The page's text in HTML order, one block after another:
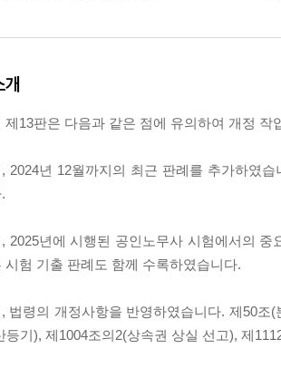
개
제13판은 다음과 같은 점에 유의하여 개정 작
, 2024년 12월까지의 최근 판례를 추가하였
2025년에 시행된 공인노무사 시험에서의
시험 기출 판례도 함께 수록하였습니다.
법령의 개정사항을 반영하였습니다. 제50조
등기), 제1004조의2(상속권 상실 선고), 제